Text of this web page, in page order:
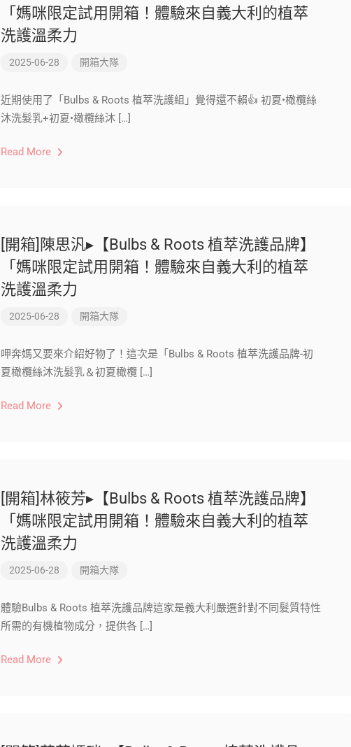
「媽咪限定試用開箱！體驗來自義大利的植萃
洗護溫柔力
2025-06-28 開箱大隊
近期使用了「Bulbs & Roots 植萃洗護組」覺得還不賴👍 初夏•橄欖絲
沐洗髮乳+初夏•橄欖絲沐 […]
Read More
[開箱]陳思汎▸【Bulbs & Roots 植萃洗護品牌】
「媽咪限定試用開箱！體驗來自義大利的植萃
洗護溫柔力
2025-06-28 開箱大隊
呷奔媽又要來介紹好物了！這次是「Bulbs & Roots 植萃洗護品牌-初
夏橄欖絲沐洗髮乳＆初夏橄欖 […]
Read More
[開箱]林筱芳▸【Bulbs & Roots 植萃洗護品牌】
「媽咪限定試用開箱！體驗來自義大利的植萃
洗護溫柔力
2025-06-28 開箱大隊
體驗Bulbs & Roots 植萃洗護品牌這家是義大利嚴選針對不同髮質特性
所需的有機植物成分，提供各 […]
Read More